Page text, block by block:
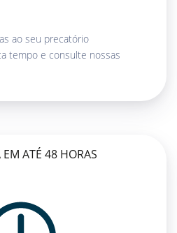
ao seu precatório
tempo e consulte nossas
EM ATÉ 48 HORAS